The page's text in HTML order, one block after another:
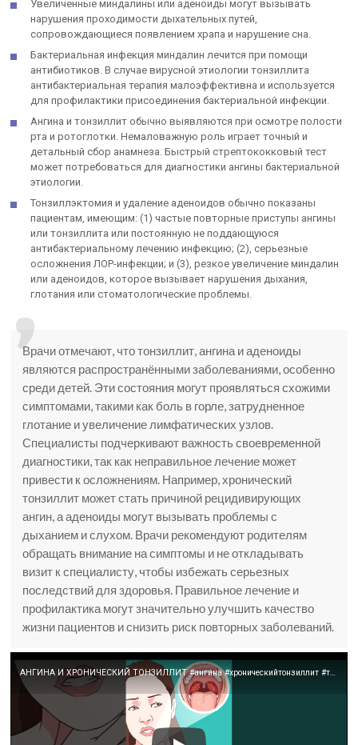
Увеличенные миндалины или аденоиды могут вызывать
нарушения проходимости дыхательных путей,
сопровождающиеся появлением храпа и нарушение сна.
Бактериальная инфекция миндалин лечится при помощи
антибиотиков. В случае вирусной этиологии тонзиллита
антибактериальная терапия малоэффективна и используется
для профилактики присоединения бактериальной инфекции.
Ангина и тонзиллит обычно выявляются при осмотре полости
рта и ротоглотки. Немаловажную роль играет точный и
детальный сбор анамнеза. Быстрый стрептококковый тест
может потребоваться для диагностики ангины бактериальной
этиологии.
Тонзиллэктомия и удаление аденоидов обычно показаны
пациентам, имеющим: (1) частые повторные приступы ангины
или тонзиллита или постоянную не поддающуюся
антибактериальному лечению инфекцию; (2), серьезные
осложнения ЛОР-инфекции; и (3), резкое увеличение миндалин
или аденоидов, которое вызывает нарушения дыхания,
глотания или стоматологические проблемы.
Врачи отмечают, что тонзиллит, ангина и аденоиды
являются распространёнными заболеваниями, особенно
среди детей. Эти состояния могут проявляться схожими
симптомами, такими как боль в горле, затрудненное
глотание и увеличение лимфатических узлов.
Специалисты подчеркивают важность своевременной
диагностики, так как неправильное лечение может
привести к осложнениям. Например, хронический
тонзиллит может стать причиной рецидивирующих
ангин, а аденоиды могут вызывать проблемы с
дыханием и слухом. Врачи рекомендуют родителям
обращать внимание на симптомы и не откладывать
визит к специалисту, чтобы избежать серьезных
последствий для здоровья. Правильное лечение и
профилактика могут значительно улучшить качество
жизни пациентов и снизить риск повторных заболеваний.
АНГИНА И ХРОНИЧЕСКИЙ ТОНЗИЛЛИТ #ангина #хроническийтонзиллит #тонзиллит